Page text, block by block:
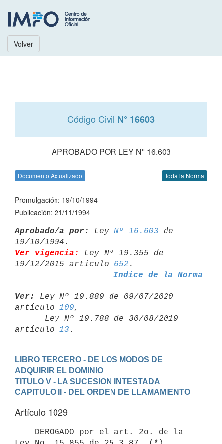
Volver
Código Civil N° 16603
APROBADO POR LEY Nº 16.603
Documento Actualizado Toda la Norma
Promulgación: 19/10/1994
Publicación: 21/11/1994
Aprobado/a por: Ley Nº 16.603 de
Ver vigencia:
Ley Nº 19.355 de
19/12/2015 artículo 652
Indice de la Norma
Ver:
Ley Nº 19.889 de 09/07/2020
artículo 109,
artículo 13
LIBRO TERCERO - DE LOS MODOS DE
ADQUIRIR EL DOMINIO
TITULO V - LA SUCESION INTESTADA
CAPITULO II - DEL ORDEN DE LLAMAMIENTO
Artículo 1029